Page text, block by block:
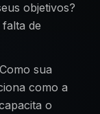
objetivos?
de
sua
como a
o